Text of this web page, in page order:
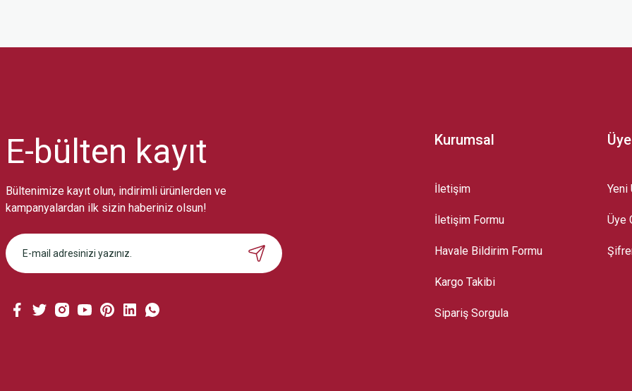
Bu ürüne benzer farklı alternatifler olmalı.
Gönder
E-bülten kayıt
Bültenimize kayıt olun, indirimli ürünlerden ve
kampanyalardan ilk sizin haberiniz olsun!
Kurumsal
İletişim
İletişim Formu
Havale Bildirim Formu
Kargo Takibi
Sipariş Sorgula
Yeni
Üye